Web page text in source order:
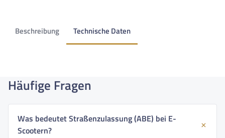
Beschreibung Technische Daten
Häufige Fragen
Was bedeutet Straßenzulassung (ABE) bei E-
Scootern?